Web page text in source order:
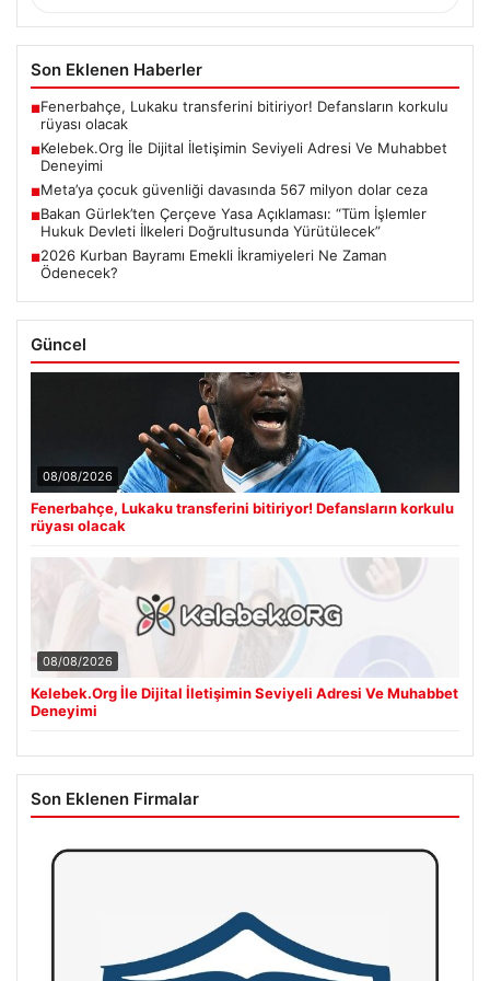
Son Eklenen Haberler
■Fenerbahçe, Lukaku transferini bitiriyor! Defansların korkulu
rüyası olacak
■Kelebek.Org İle Dijital İletişimin Seviyeli Adresi Ve Muhabbet
Deneyimi
■Meta’ya çocuk güvenliği davasında 567 milyon dolar ceza
■Bakan Gürlek’ten Çerçeve Yasa Açıklaması: “Tüm İşlemler
Hukuk Devleti İlkeleri Doğrultusunda Yürütülecek”
■2026 Kurban Bayramı Emekli İkramiyeleri Ne Zaman
Ödenecek?
Güncel
08/08/2026
Fenerbahçe, Lukaku transferini bitiriyor! Defansların korkulu
rüyası olacak
08/08/2026
Kelebek.Org İle Dijital İletişimin Seviyeli Adresi Ve Muhabbet
Deneyimi
Son Eklenen Firmalar